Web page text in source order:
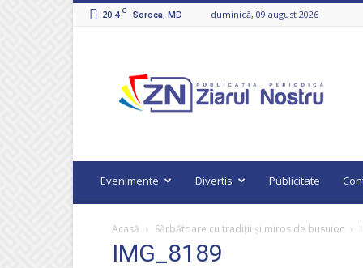
20.4 C Soroca, MD duminică, 09 august 2026
Nostru
Evenimente Divertis Publicitate
Acasă Sărbătoare cu tradiții și miros de busuioc
IMG_8189